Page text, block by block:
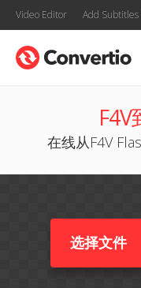
Video Editor Add Subtitles
在线从F4V
选择文件